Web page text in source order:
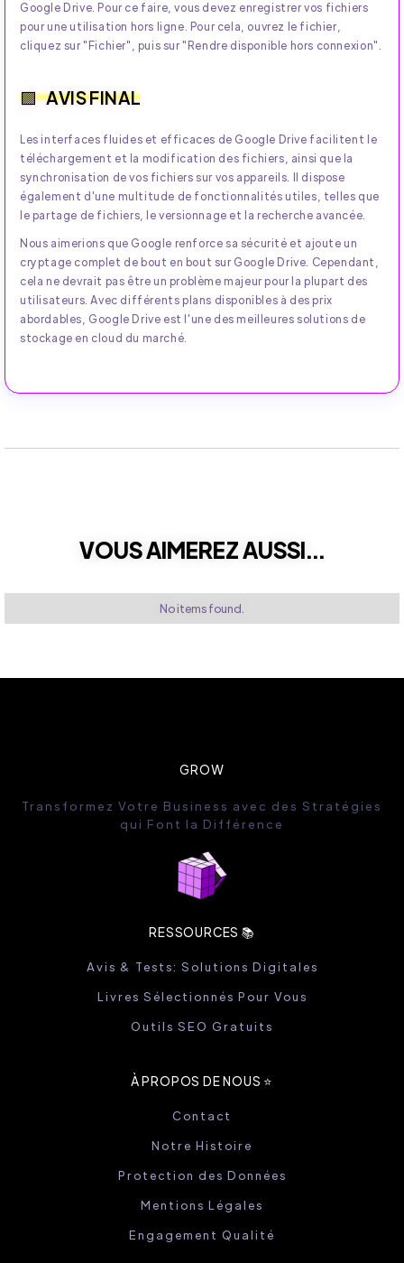
Google Drive. Pour ce faire, vous devez enregistrer vos fichiers
pour une utilisation hors ligne. Pour cela, ouvrez le fichier,
cliquez sur "Fichier", puis sur "Rendre disponible hors connexion".
AVIS FINAL
Les interfaces fluides et efficaces de Google Drive facilitent le
téléchargement et la modification des fichiers, ainsi que la
synchronisation de vos fichiers sur vos appareils. Il dispose
également d'une multitude de fonctionnalités utiles, telles que
le partage de fichiers, le versionnage et la recherche avancée.
Nous aimerions que Google renforce sa sécurité et ajoute un
cryptage complet de bout en bout sur Google Drive. Cependant,
cela ne devrait pas être un problème majeur pour la plupart des
utilisateurs. Avec différents plans disponibles à des prix
abordables, Google Drive est l'une des meilleures solutions de
stockage en cloud du marché.
VOUS AIMEREZ AUSSI...
No items found.
GROW
Transformez Votre Business avec des Stratégies
qui Font la Différence
RESSOURCES 📚
Avis & Tests: Solutions Digitales
Livres Sélectionnés Pour Vous
Outils SEO Gratuits
À PROPOS DE NOUS ⭐️
Contact
Notre Histoire
Protection des Données
Mentions Légales
Engagement Qualité